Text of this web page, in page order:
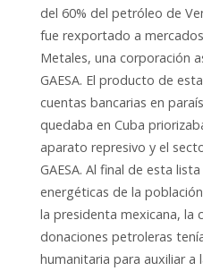
del 60% del petróleo de
fue rexportado a
Metales, una corporación
GAESA. El producto de
cuentas bancarias en
quedaba en Cuba
aparato represivo y el
GAESA. Al final de esta
energéticas de la
la presidenta mexicana, la
donaciones petroleras
humanitaria para auxiliar a